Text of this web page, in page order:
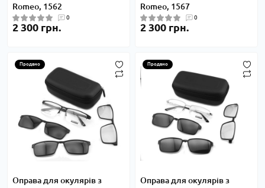
Romeo, 1562
0
2 300 грн.
Romeo, 1567
0
2 300 грн.
Продано
Оправа для окулярів з
Продано
Оправа для окулярів з